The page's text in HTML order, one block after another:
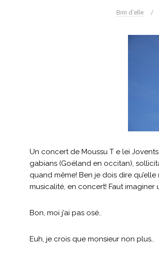
Brin d'elle /
Un concert de Moussu T e lei
gabians (Goéland en occitan),
quand même! Ben je dois dire qu’elle
musicalité, en concert! Faut imaginer
Bon, moi j’ai pas osé..
Euh, je crois que monsieur non plus..